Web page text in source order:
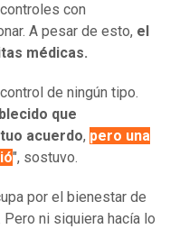
con
A pesar de esto, el
médicas.
de ningún tipo.
que
acuerdo, pero una
", sostuvo.
por el bienestar de
ni siquiera hacía lo